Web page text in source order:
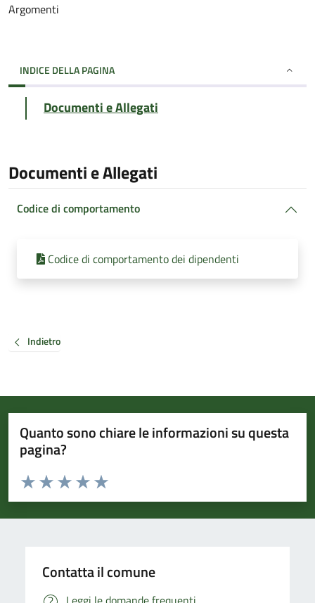
Argomenti
INDICE DELLA PAGINA
Documenti e Allegati
Documenti e Allegati
Codice di comportamento
Codice di comportamento dei dipendenti
Indietro
Quanto sono chiare le informazioni su questa
pagina?
Valuta da 1 a 5 stelle la pagina
Valuta 5 stelle su 5
Valuta 4 stelle su 5
Valuta 3 stelle su 5
Valuta 2 stelle su 5
Valuta 1 stelle su 5
Contatta il comune